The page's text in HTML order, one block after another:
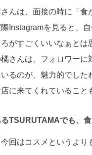
んは、面接の時に「
Instagramを見ると、
がすごくいいなぁとは
さんは、フォロワー
るのが、魅力的でした
に来てくれていること
TSURUTAMAでも、
回はコスメというより